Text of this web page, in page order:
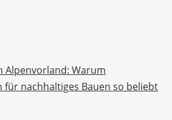
Alpenvorland: Warum
für nachhaltiges Bauen so beliebt